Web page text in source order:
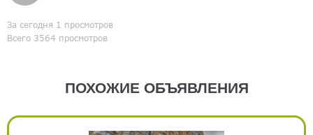
За сегодня 1 просмотров
Всего 3564 просмотров
ПОХОЖИЕ ОБЪЯВЛЕНИЯ